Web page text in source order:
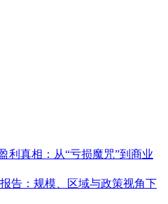
利真相：从“亏损魔咒”到商业
告：规模、区域与政策视角下